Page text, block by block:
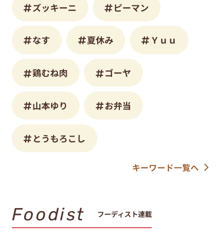
ズッキーニ ピーマン
なす 夏休み Ｙｕｕ
鶏むね肉 ゴーヤ
山本ゆり お弁当
とうもろこし
キーワード一覧へ
Foodist フーディスト連載